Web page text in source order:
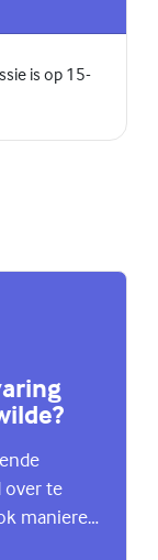
is op 15-
over te
manieren